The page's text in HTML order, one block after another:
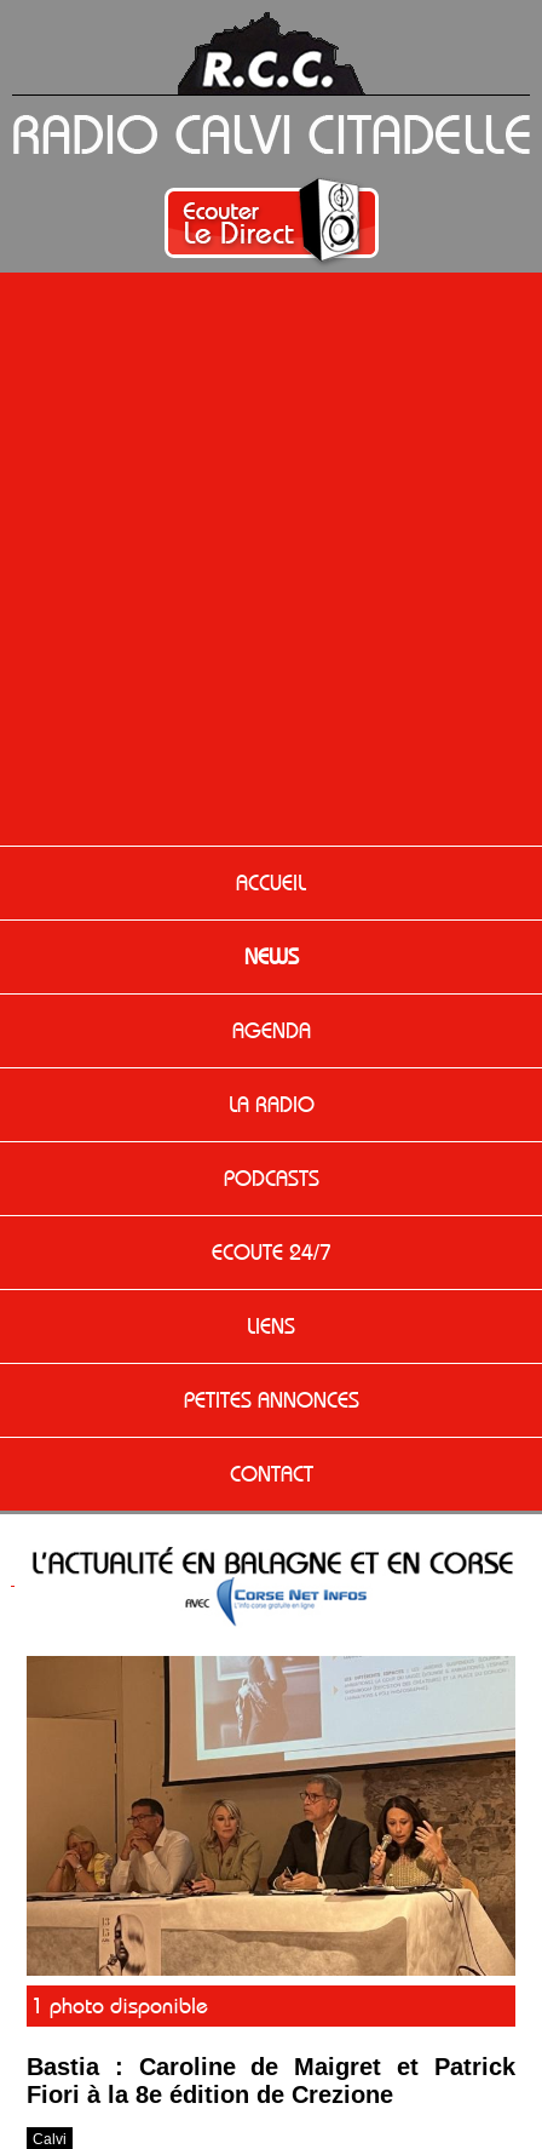
ACCUEIL
NEWS
AGENDA
LA RADIO
PODCASTS
ECOUTE 24/7
LIENS
PETITES ANNONCES
CONTACT
1 photo disponible
Bastia : Caroline de Maigret et Patrick
Fiori à la 8e édition de Crezione
Calvi